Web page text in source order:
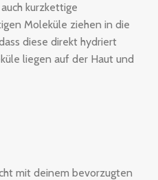
kurzkettige
Moleküle ziehen in die
diese direkt hydriert
liegen auf der Haut und
mit deinem bevorzugten